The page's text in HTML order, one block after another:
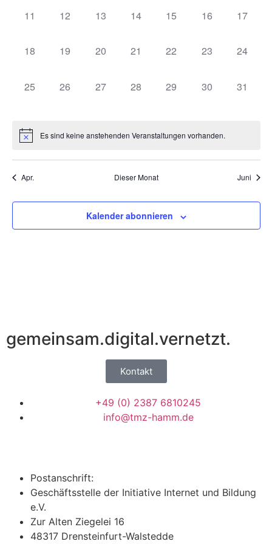
0 Veranstaltungen,
11 0 Veranstaltungen,
12 0 Veranstaltungen,
13 0 Veranstaltungen,
14 0 Veranstaltungen,
15 0
16 0
17
0 Veranstaltungen,
18 0 Veranstaltungen,
19 0 Veranstaltungen,
20 0 Veranstaltungen,
21 0 Veranstaltungen,
22 0
23 0
24
0 Veranstaltungen,
25 0 Veranstaltungen,
26 0 Veranstaltungen,
27 0 Veranstaltungen,
28 0 Veranstaltungen,
29 0
30 0
31
Es sind keine anstehenden Veranstaltungen vorhanden.
Apr. Dieser Monat Juni
Kalender abonnieren
gemeinsam.digital.vernetzt.
Kontakt
+49 (0) 2387 6810245
info@tmz-hamm.de
Postanschrift:
Geschäftsstelle der Initiative Internet und Bildung
e.V.
Zur Alten Ziegelei 16
48317 Drensteinfurt-Walstedde